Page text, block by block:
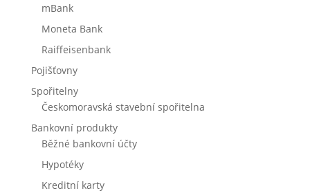
mBank
Moneta Bank
Raiffeisenbank
Pojišťovny
Spořitelny
Českomoravská stavební spořitelna
Bankovní produkty
Běžné bankovní účty
Hypotéky
Kreditní karty